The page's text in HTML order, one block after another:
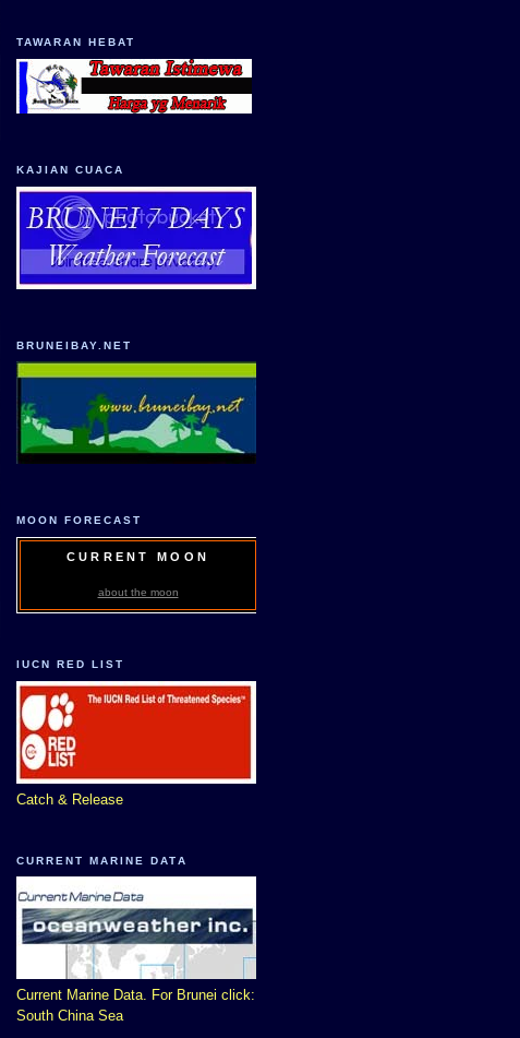
TAWARAN HEBAT
KAJIAN CUACA
BRUNEIBAY.NET
MOON FORECAST
CURRENT MOON
about the moon
IUCN RED LIST
Catch & Release
CURRENT MARINE DATA
Current Marine Data. For Brunei click:
South China Sea